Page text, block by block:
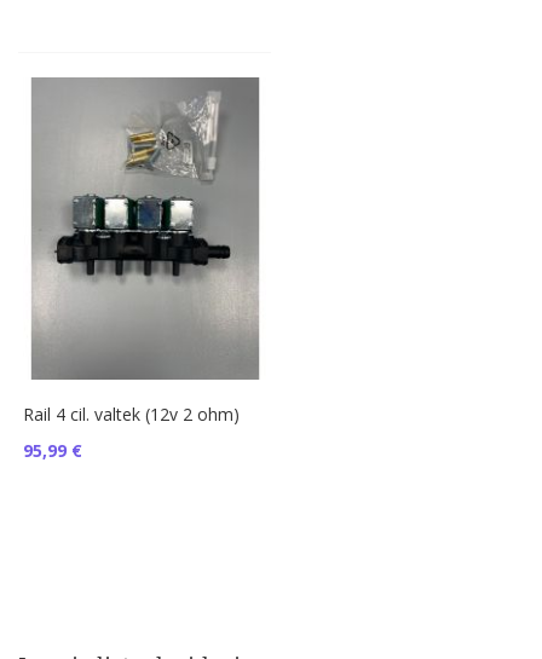
Rail 4 cil. valtek (12v 2 ohm)
95,99 €